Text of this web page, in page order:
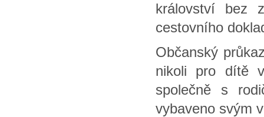
království bez
cestovního
Občanský
nikoli pro dítě
společně s
vybaveno svým